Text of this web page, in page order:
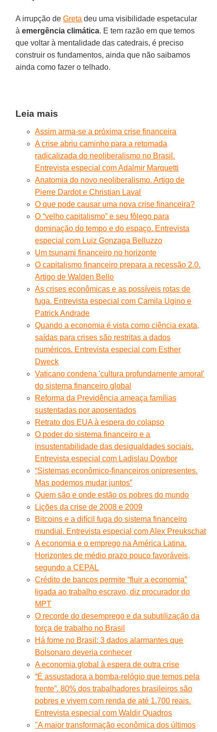
A irrupção deGreta deu uma visibilidade espetacular
àemergência climática. E tem razão em que temos
que voltar à mentalidade das catedrais, é preciso
construir os fundamentos, ainda que não saibamos
ainda como fazer o telhado.
Leia mais
Assim arma-se a próxima crise financeira
A crise abriu caminho para a retomada
radicalizada do neoliberalismo no Brasil.
Entrevista especial com Adalmir Marquetti
Anatomia do novo neoliberalismo. Artigo de
Pierre Dardot e Christian Laval
O que pode causar uma nova crise financeira?
O “velho capitalismo” e seu fôlego para
dominação do tempo e do espaço. Entrevista
especial com Luiz Gonzaga Belluzzo
Um tsunami financeiro no horizonte
O capitalismo financeiro prepara a recessão 2.0.
Artigo de Walden Bello
As crises econômicas e as possíveis rotas de
fuga. Entrevista especial com Camila Ugino e
Patrick Andrade
Quando a economia é vista como ciência exata,
saídas para crises são restritas a dados
numéricos. Entrevista especial com Esther
Dweck
Vaticano condena 'cultura profundamente amoral'
do sistema financeiro global
Reforma da Previdência ameaça famílias
sustentadas por aposentados
Retrato dos EUA à espera do colapso
O poder do sistema financeiro e a
insustentabilidade das desigualdades sociais.
Entrevista especial com Ladislau Dowbor
“Sistemas econômico-financeiros onipresentes.
Mas podemos mudar juntos”
Quem são e onde estão os pobres do mundo
Lições da crise de 2008 e 2009
Bitcoins e a difícil fuga do sistema financeiro
mundial. Entrevista especial com Alex Preukschat
A economia e o emprego na América Latina.
Horizontes de médio prazo pouco favoráveis,
segundo a CEPAL
Crédito de bancos permite “fluir a economia”
ligada ao trabalho escravo, diz procurador do
MPT
O recorde do desemprego e da subutilização da
força de trabalho no Brasil
Há fome no Brasil: 3 dados alarmantes que
Bolsonaro deveria conhecer
A economia global à espera de outra crise
“É assustadora a bomba-relógio que temos pela
frente”. 80% dos trabalhadores brasileiros são
pobres e vivem com renda de até 1.700 reais.
Entrevista especial com Waldir Quadros
"A maior transformação econômica dos últimos